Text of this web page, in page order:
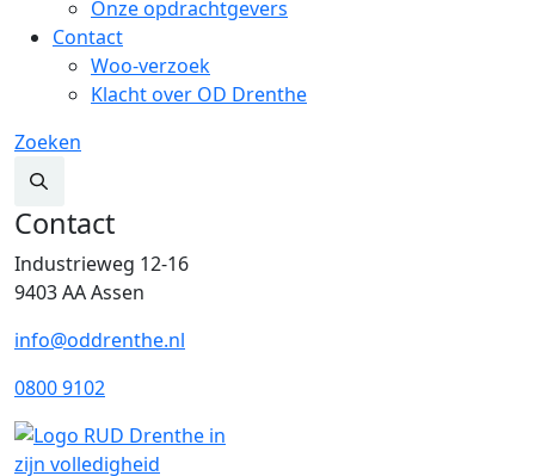
Onze opdrachtgevers
Contact
Woo-verzoek
Klacht over OD Drenthe
Zoeken
Contact
Industrieweg 12-16
9403 AA Assen
info@oddrenthe.nl
0800 9102